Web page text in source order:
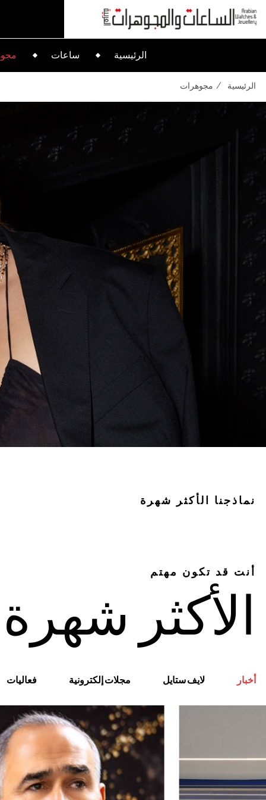
الرئيسية ساعات
الرئيسية مجوهرات
نماذجنا الأكثر شهرة
أنت قد تكون مهتم
الأكثر شهرة
أخبار لايف ستايل مجلات إلكترونية فعاليات